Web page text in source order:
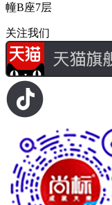
幢B座7层
关注我们